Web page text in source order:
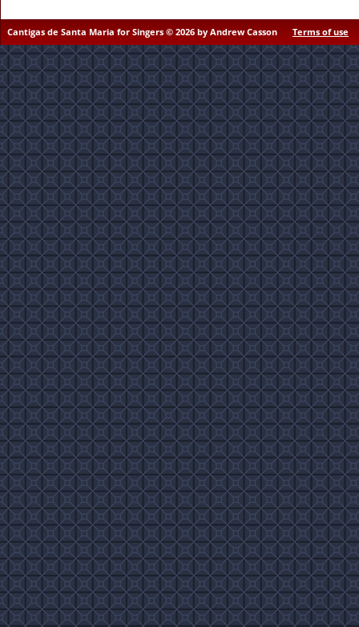
Cantigas de Santa Maria for Singers © 2026 by Andrew Casson Terms of use